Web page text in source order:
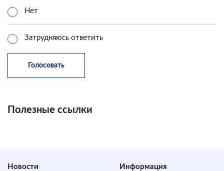
Нет
Затрудняюсь ответить
Полезные ссылки
Новости Информация